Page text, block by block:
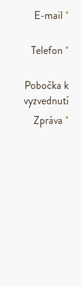
E-mail*
Telefon*
Pobočka k
vyzvednutí
Zpráva*